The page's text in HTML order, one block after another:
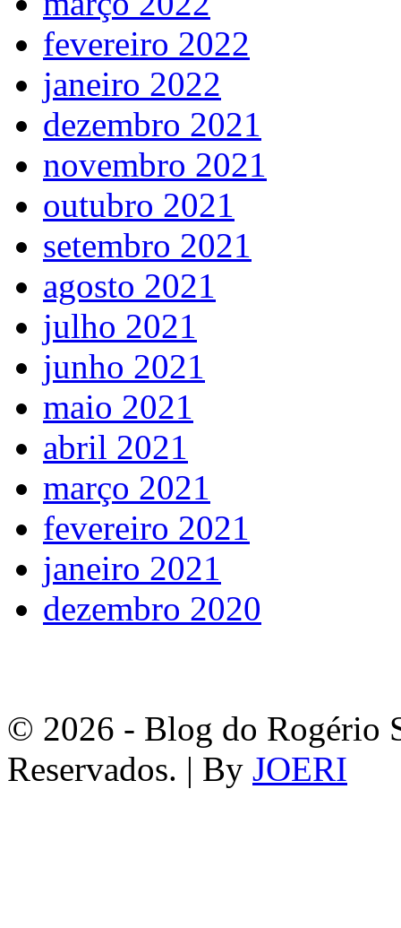
fevereiro 2022
janeiro 2022
dezembro 2021
novembro 2021
outubro 2021
setembro 2021
agosto 2021
julho 2021
junho 2021
maio 2021
abril 2021
março 2021
fevereiro 2021
janeiro 2021
dezembro 2020
© 2026 - Blog do Rogério
Reservados. | By JOERI